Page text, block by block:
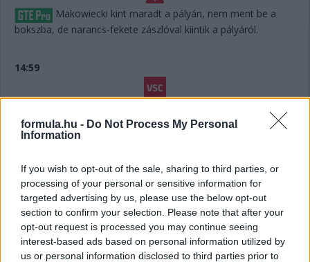
formula.hu - Do Not Process My Personal
Information
If you wish to opt-out of the sale, sharing to third parties, or
processing of your personal or sensitive information for
targeted advertising by us, please use the below opt-out
section to confirm your selection. Please note that after your
opt-out request is processed you may continue seeing
interest-based ads based on personal information utilized by
us or personal information disclosed to third parties prior to
Makowiecki kint maradt a pályán, nem ment be a
bokszba, de narancs-fekete zászlóval kiintik a pályáról.
14:59
mindenkinek egyformán le kell lassítania 80-ra, a biztonsági
autónál mindenképpen igazságosabb.
14:58
Megvolt a #41-es utolsó előtti kiállása is, Yifei maradt
az autóban.
14:56